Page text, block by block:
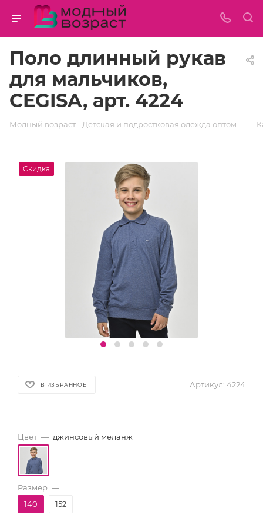
Поло длинный рукав
для мальчиков,
CEGISA, арт. 4224
Модный возраст - Детская и подростковая одежда оптом —
Скидка
В ИЗБРАННОЕ Артикул: 4224
Цвет — джинсовый меланж
Размер —
140
152